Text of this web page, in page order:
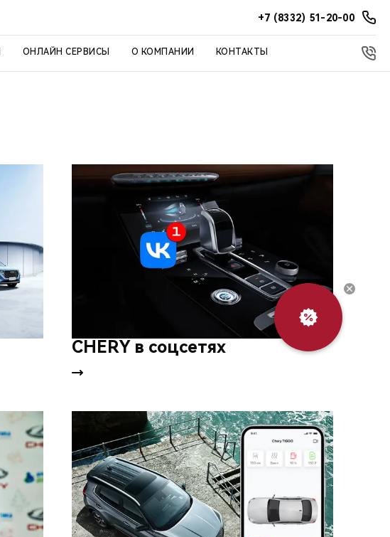
+7 (8332) 51-20-00
ОНЛАЙН СЕРВИСЫ О КОМПАНИИ КОНТАКТЫ
CHERY в соцсетях
Выгодный
обмен